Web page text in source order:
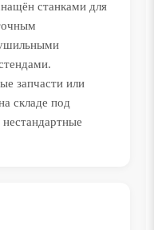
станками для
запчасти или
складе под